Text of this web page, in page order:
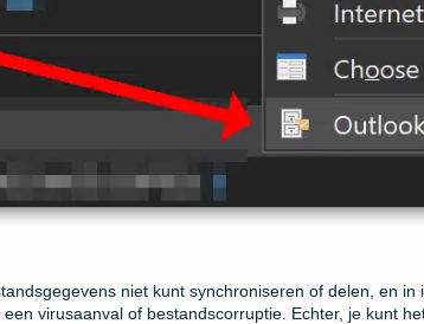
niet kunt synchroniseren of delen, en in
virusaanval of bestandscorruptie. Echter, je kunt